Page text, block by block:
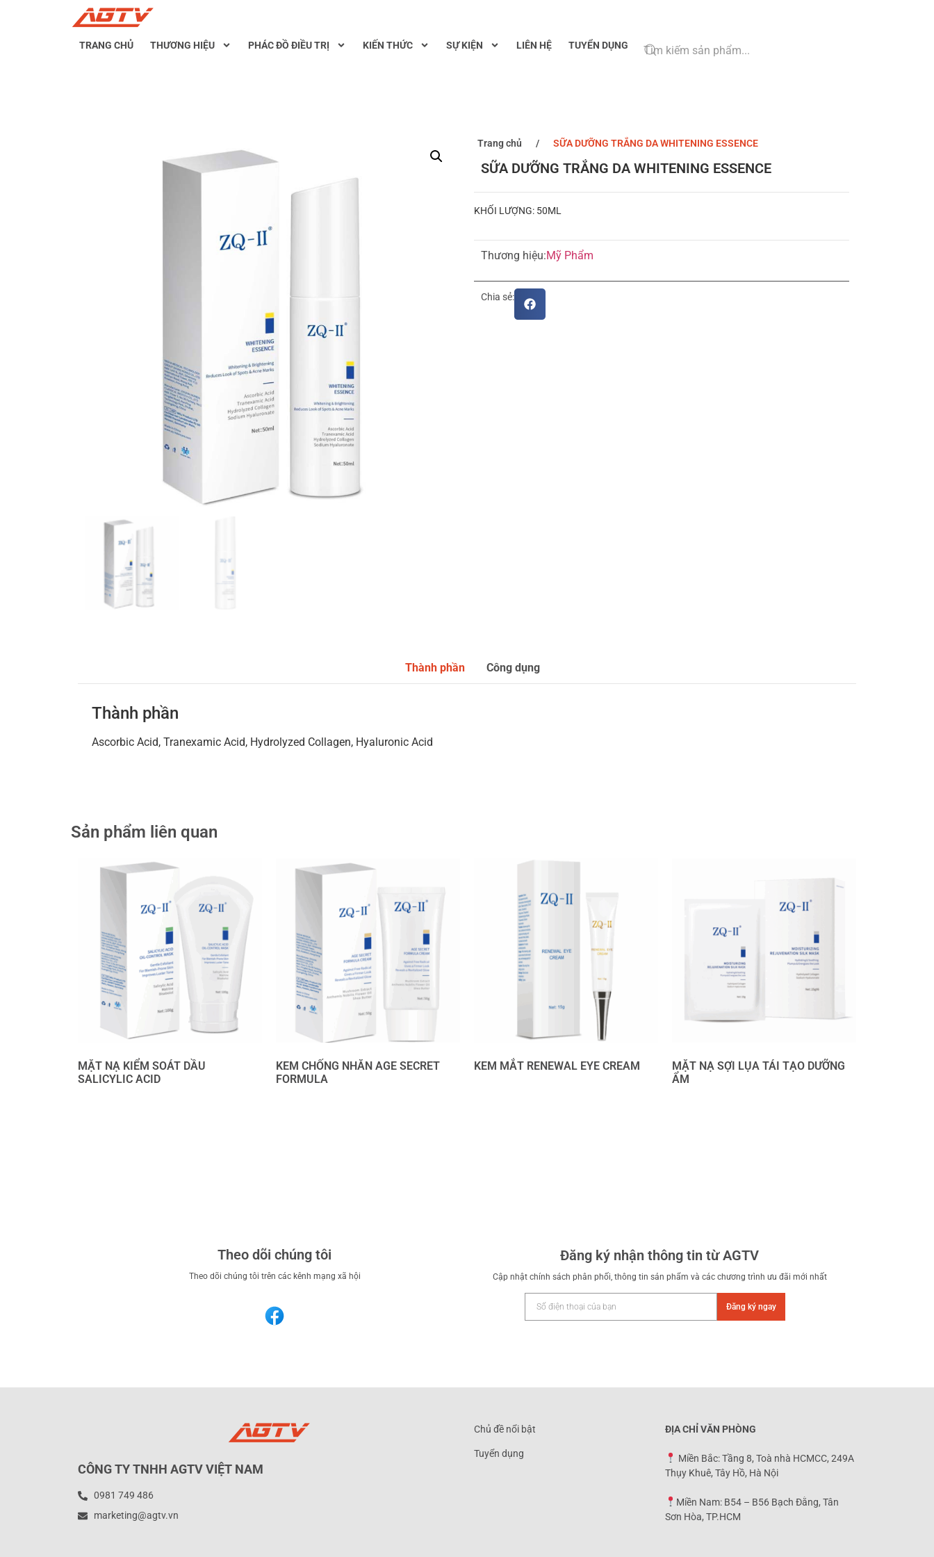
TRANG CHỦ THƯƠNG HIỆU PHÁC ĐỒ ĐIỀU TRỊ KIẾN THỨC SỰ KIỆN LIÊN HỆ TUYỂN DỤNG
Trang chủ / SỮA DƯỠNG TRẮNG DA WHITENING ESSENCE
SỮA DƯỠNG TRẮNG DA WHITENING ESSENCE
KHỐI LƯỢNG: 50ML
Thương hiệu:Mỹ Phẩm
Chia sẻ:
Thành phần Công dụng
Thành phần
Ascorbic Acid, Tranexamic Acid, Hydrolyzed Collagen, Hyaluronic Acid
Sản phẩm liên quan
MẶT NẠ KIỂM SOÁT DẦU
SALICYLIC ACID
KEM CHỐNG NHĂN AGE SECRET
FORMULA
KEM MẮT RENEWAL EYE CREAM
MẶT NẠ SỢI LỤA TÁI TẠO DƯỠNG
ẨM
Theo dõi chúng tôi
Theo dõi chúng tôi trên các kênh mạng xã hội
Đăng ký nhận thông tin từ AGTV
Cập nhật chính sách phân phối, thông tin sản phẩm và các chương trình ưu đãi mới nhất
Đăng ký ngay
CÔNG TY TNHH AGTV VIỆT NAM
0981 749 486
marketing@agtv.vn
Chủ đề nổi bật
Tuyển dụng
ĐỊA CHỈ VĂN PHÒNG
Miền Bắc: Tầng 8, Toà nhà HCMCC, 249A
Thụy Khuê, Tây Hồ, Hà Nội
Miền Nam: B54 – B56 Bạch Đằng, Tân
Sơn Hòa, TP.HCM